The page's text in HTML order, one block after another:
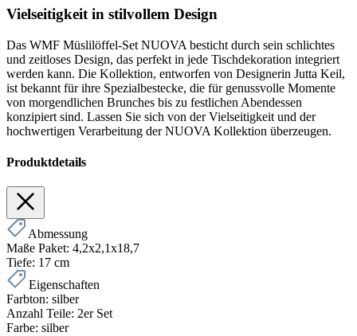
Vielseitigkeit in stilvollem Design
Das WMF Müslilöffel-Set NUOVA besticht durch sein schlichtes
und zeitloses Design, das perfekt in jede Tischdekoration integriert
werden kann. Die Kollektion, entworfen von Designerin Jutta Keil,
ist bekannt für ihre Spezialbestecke, die für genussvolle Momente
von morgendlichen Brunches bis zu festlichen Abendessen
konzipiert sind. Lassen Sie sich von der Vielseitigkeit und der
hochwertigen Verarbeitung der NUOVA Kollektion überzeugen.
Produktdetails
Abmessung
Maße Paket: 4,2x2,1x18,7
Tiefe: 17 cm
Eigenschaften
Farbton: silber
Anzahl Teile: 2er Set
Farbe: silber